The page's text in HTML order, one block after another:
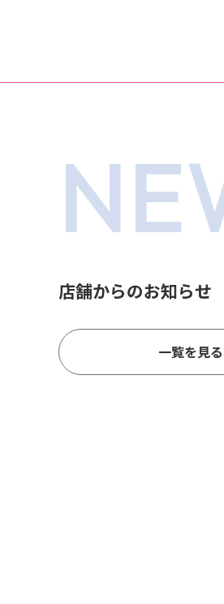
店舗からのお知らせ
一覧を見る